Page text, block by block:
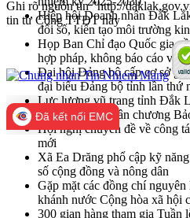
Hiệp hội Doanh nhân Đắk
đổi số, kiến tạo môi trường
Họp Ban Chỉ đạo Quốc gia
hợp pháp, không báo cáo và
Đại hội Đảng bộ cấp cơ sở
đại biểu Đảng bộ tỉnh lần thứ
Lực lượng vũ trang tỉnh Đắk
và đón nhận Huân chương
Hội nghị chuyên đề về công
mới
Xã Ea Drăng phổ cập kỹ
số cộng đồng và nông dân
Gặp mặt các đồng chí
khánh nước Cộng hòa xã hội
300 gian hàng tham gia
Ghi rõ nguồn tin "http://
tin từ Cổng TTĐT này
Đã kết nối EMC